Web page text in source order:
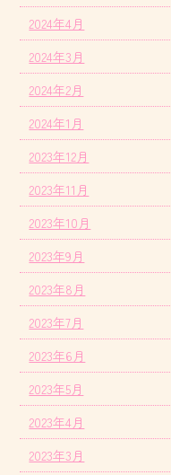
2024年4月
2024年3月
2024年2月
2024年1月
2023年12月
2023年11月
2023年10月
2023年9月
2023年8月
2023年7月
2023年6月
2023年5月
2023年4月
2023年3月